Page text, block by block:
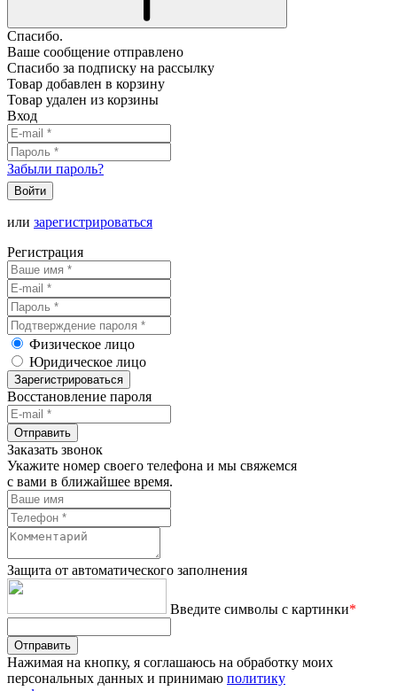
Спасибо.
Ваше сообщение отправлено
Спасибо за подписку на рассылку
Товар добавлен в корзину
Товар удален из корзины
Вход
Забыли пароль?
Войти
или зарегистрироваться
Регистрация
Физическое лицо
Юридическое лицо
Зарегистрироваться
Восстановление пароля
Отправить
Заказать звонок
Укажите номер своего телефона и мы свяжемся
с вами в ближайшее время.
Защита от автоматического заполнения
Введите символы с картинки*
Отправить
Нажимая на кнопку, я соглашаюсь на обработку моих
персональных данных и принимаю политику